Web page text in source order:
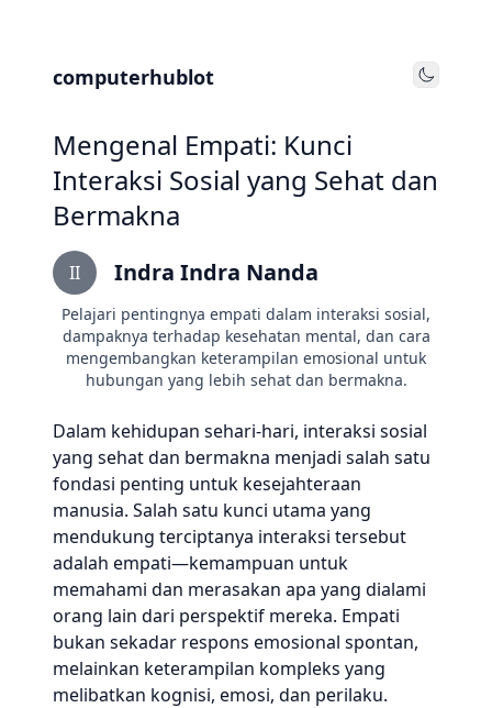
computerhublot Toggle
Mengenal Empati: Kunci
Interaksi Sosial yang Sehat dan
Bermakna
II Indra Indra Nanda
Pelajari pentingnya empati dalam interaksi sosial,
dampaknya terhadap kesehatan mental, dan cara
mengembangkan keterampilan emosional untuk
hubungan yang lebih sehat dan bermakna.
Dalam kehidupan sehari-hari, interaksi sosial
yang sehat dan bermakna menjadi salah satu
fondasi penting untuk kesejahteraan
manusia. Salah satu kunci utama yang
mendukung terciptanya interaksi tersebut
adalah empati—kemampuan untuk
memahami dan merasakan apa yang dialami
orang lain dari perspektif mereka. Empati
bukan sekadar respons emosional spontan,
melainkan keterampilan kompleks yang
melibatkan kognisi, emosi, dan perilaku.